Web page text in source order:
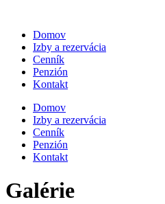
obsah
Domov
Izby a rezervácia
Cenník
Penzión
Kontakt
Domov
Izby a rezervácia
Cenník
Penzión
Kontakt
Galérie